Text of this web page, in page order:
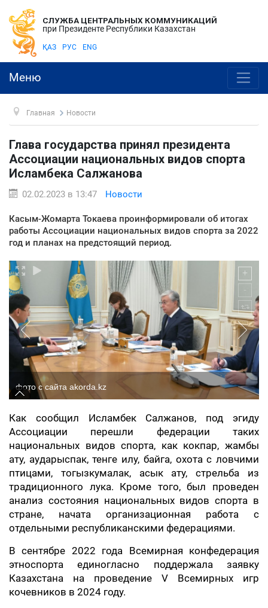
СЛУЖБА ЦЕНТРАЛЬНЫХ КОММУНИКАЦИЙ
при Президенте Республики Казахстан
ҚАЗ РУС ENG
Меню
Главная Новости
Глава государства принял президента
Ассоциации национальных видов спорта
Исламбека Салжанова
02.02.2023 в 13:47 Новости
Касым-Жомарта Токаева проинформировали об итогах
работы Ассоциации национальных видов спорта за 2022
год и планах на предстоящий период.
фото с сайта akorda.kz
Как сообщил Исламбек Салжанов, под эгиду
Ассоциации перешли федерации таких
национальных видов спорта, как кокпар, жамбы
ату, аударыспак, тенге илу, байга, охота с ловчими
птицами, тогызкумалак, асык ату, стрельба из
традиционного лука. Кроме того, был проведен
анализ состояния национальных видов спорта в
стране, начата организационная работа с
отдельными республиканскими федерациями.
В сентябре 2022 года Всемирная конфедерация
этноспорта единогласно поддержала заявку
Казахстана на проведение V Всемирных игр
кочевников в 2024 году.